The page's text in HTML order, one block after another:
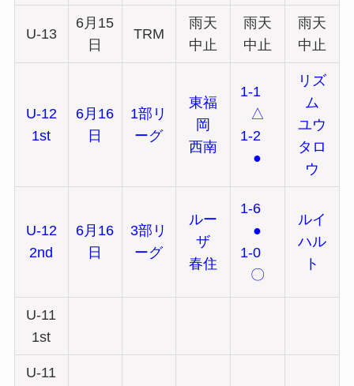
U-13
6月15
日
TRM
雨天
中止
雨天
中止
雨天
中止
U-12
1st
6月16
日
1部リ
ーグ
東福
岡
西南
1-1
△
1-2
●
リズ
ム
ユウ
タロ
ウ
U-12
2nd
6月16
日
3部リ
ーグ
ルー
ザ
春住
1-6
●
1-0
〇
ルイ
ハル
ト
U-11
1st
U-11